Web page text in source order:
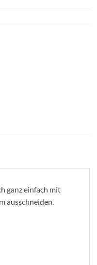
ganz einfach mit
ausschneiden.